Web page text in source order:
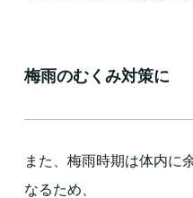
梅雨のむくみ対策に
また、梅雨時期は体内に
なるため、